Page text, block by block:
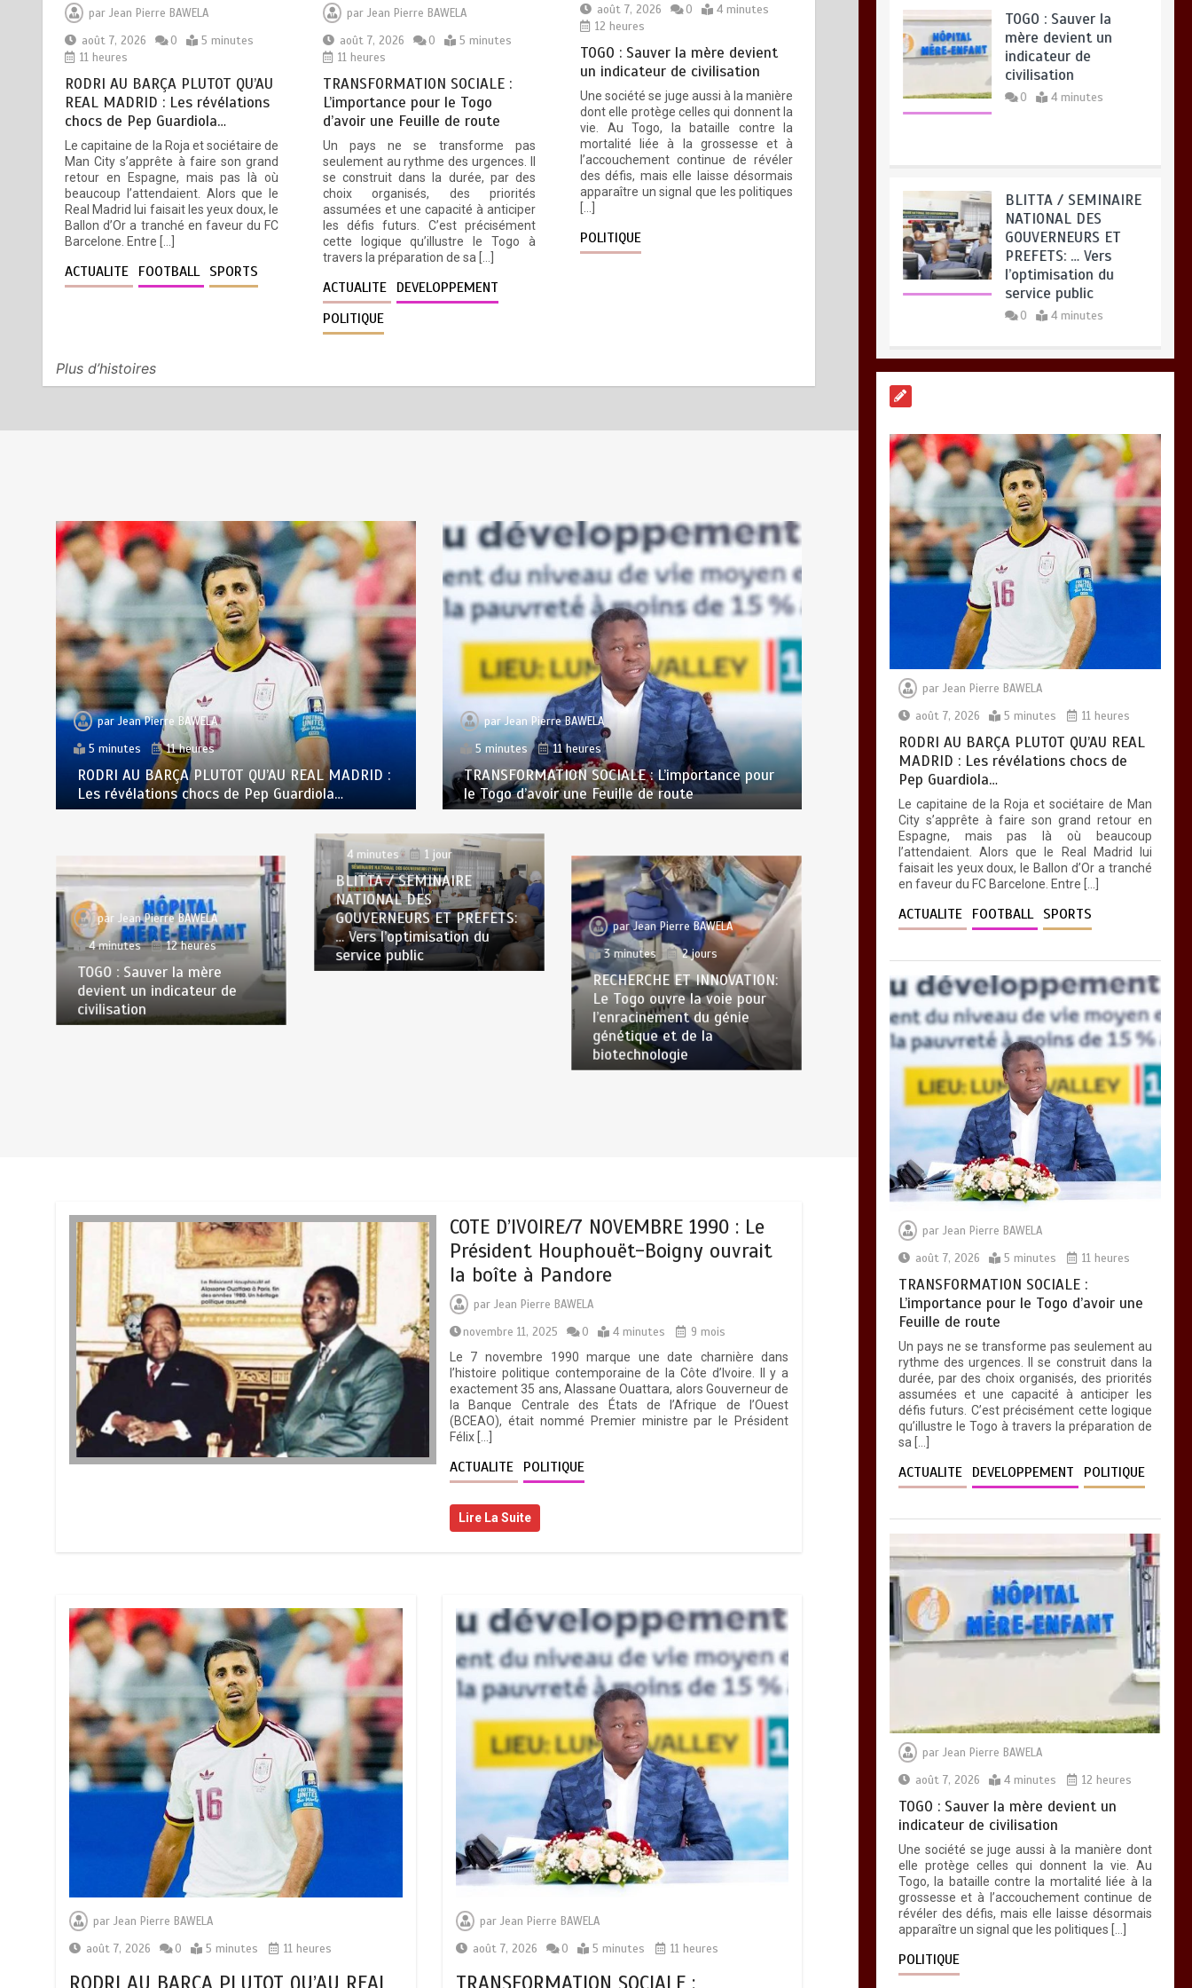
L’importance pour le Togo
d’avoir une Feuille de route
août 7, 2026
11 heures
3
TOGO : Sauver la mère devient
un indicateur de civilisation
août 7, 2026
4 minutes
12 heures
BLITTA / SEMINAIRE
NATIONAL DES GOUVERNEURS
l’enracinement du génie
parJean Pierre BAWELA
août 7, 2026
0
5 minutes
11 heures
RODRI AU BARÇA PLUTOT QU’AU
REAL MADRID : Les révélations
chocs de Pep Guardiola…
Le capitaine de la Roja et sociétaire de
Man City s’apprête à faire son grand
retour en Espagne, mais pas là où
beaucoup l’attendaient. Alors que le
Real Madrid lui faisait les yeux doux, le
Ballon d’Or a tranché en faveur du FC
Barcelone. Entre […]
ACTUALITE FOOTBALL SPORTS
par Jean Pierre BAWELA
août 7, 2026
0
5 minutes
11 heures
TRANSFORMATION SOCIALE :
L’importance pour le Togo
d’avoir une Feuille de route
Un pays ne se transforme pas
seulement au rythme des urgences. Il
se construit dans la durée, par des
choix organisés, des priorités
assumées et une capacité à anticiper
les défis futurs. C’est précisément
cette logique qu’illustre le Togo à
travers la préparation de sa […]
ACTUALITE DEVELOPPEMENT
POLITIQUE
août 7, 2026
0
4 minutes
12 heures
TOGO : Sauver la mère devient
un indicateur de civilisation
Une société se juge aussi à la manière
dont elle protège celles qui donnent la
vie. Au Togo, la bataille contre la
mortalité liée à la grossesse et à
l’accouchement continue de révéler
des défis, mais elle laisse désormais
apparaître un signal que les politiques
POLITIQUE
Plus d’histoires
parJean Pierre BAWELA
5 minutes
11 heures
RODRI AU BARÇA PLUTOT QU’AU REAL MADRID :
Les révélations chocs de Pep Guardiola…
parJean Pierre BAWELA
5 minutes
11 heures
TRANSFORMATION SOCIALE : L’importance pour
le Togo d’avoir une Feuille de route
parJean Pierre BAWELA
4 minutes
12 heures
TOGO : Sauver la mère
devient un indicateur de
civilisation
4 minutes
1 jour
BLITTA / SEMINAIRE
NATIONAL DES
GOUVERNEURS ET PREFETS:
… Vers l’optimisation du
service public
parJean Pierre BAWELA
3 minutes
2 jours
RECHERCHE ET INNOVATION:
Le Togo ouvre la voie pour
l’enracinement du génie
génétique et de la
biotechnologie
COTE D’IVOIRE/7 NOVEMBRE 1990 : Le
Président Houphouët-Boigny ouvrait
la boîte à Pandore
par Jean Pierre BAWELA
novembre 11, 2025
0 4 minutes
9 mois
Le 7 novembre 1990 marque une date charnière dans
l’histoire politique contemporaine de la Côte d’Ivoire. Il y a
exactement 35 ans, Alassane Ouattara, alors Gouverneur de
la Banque Centrale des États de l’Afrique de l’Ouest
(BCEAO), était nommé Premier ministre par le Président
Félix […]
ACTUALITE POLITIQUE
Lire La Suite
parJean Pierre BAWELA
août 7, 2026
0 5 minutes 11 heures
RODRI AU BARÇA PLUTOT QU’AU REAL
par Jean Pierre BAWELA
août 7, 2026
0 5 minutes 11 heures
TRANSFORMATION SOCIALE :
mère devient un
indicateur de
civilisation
0 4 minutes
NATIONAL DES
GOUVERNEURS ET
PREFETS: … Vers
l’optimisation du
service public
0 4 minutes
Pep Guardiola…
0 5 minutes
TRANSFORMATION
SOCIALE :
L’importance pour le
Togo d’avoir une
Feuille de route
5 minutes
mère devient un
indicateur de
0 4 minutes
par Jean Pierre BAWELA
août 7, 2026
5 minutes 11 heures
RODRI AU BARÇA PLUTOT QU’AU REAL
MADRID : Les révélations chocs de
Pep Guardiola…
Le capitaine de la Roja et sociétaire de Man
City s’apprête à faire son grand retour en
Espagne, mais pas là où beaucoup
l’attendaient. Alors que le Real Madrid lui
faisait les yeux doux, le Ballon d’Or a tranché
en faveur du FC Barcelone. Entre […]
ACTUALITE FOOTBALL SPORTS
par Jean Pierre BAWELA
août 7, 2026
5 minutes 11 heures
TRANSFORMATION SOCIALE :
L’importance pour le Togo d’avoir une
Feuille de route
Un pays ne se transforme pas seulement au
rythme des urgences. Il se construit dans la
durée, par des choix organisés, des priorités
assumées et une capacité à anticiper les
défis futurs. C’est précisément cette logique
qu’illustre le Togo à travers la préparation de
sa […]
ACTUALITE DEVELOPPEMENT POLITIQUE
par Jean Pierre BAWELA
août 7, 2026
4 minutes 12 heures
TOGO : Sauver la mère devient un
indicateur de civilisation
Une société se juge aussi à la manière dont
elle protège celles qui donnent la vie. Au
Togo, la bataille contre la mortalité liée à la
grossesse et à l’accouchement continue de
révéler des défis, mais elle laisse désormais
apparaître un signal que les politiques […]
POLITIQUE